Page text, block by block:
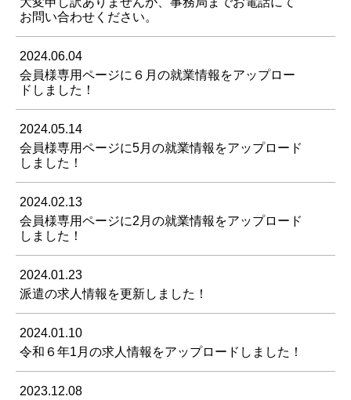
お問い合わせください。
2024.06.04
会員様専用ページに６月の就業情報をアップロー
ドしました！
2024.05.14
会員様専用ページに5月の就業情報をアップロード
しました！
2024.02.13
会員様専用ページに2月の就業情報をアップロード
しました！
2024.01.23
派遣の求人情報を更新しました！
2024.01.10
令和６年1月の求人情報をアップロードしました！
2023.12.08